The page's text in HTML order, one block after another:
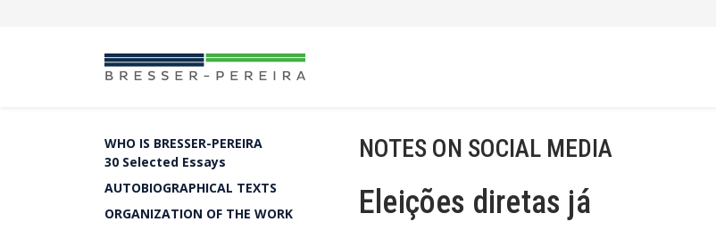
WHO IS BRESSER-PEREIRA
30 Selected Essays
AUTOBIOGRAPHICAL TEXTS
ORGANIZATION OF THE WORK
NOTES ON SOCIAL MEDIA
Eleições diretas já